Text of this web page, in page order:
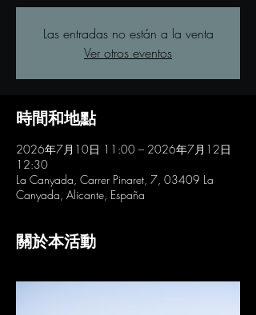
Las entradas no están a la venta
Ver otros eventos
時間和地點
2026年7月10日 11:00 – 2026年7月12日
12:30
La Canyada, Carrer Pinaret, 7, 03409 La
Canyada, Alicante, España
關於本活動